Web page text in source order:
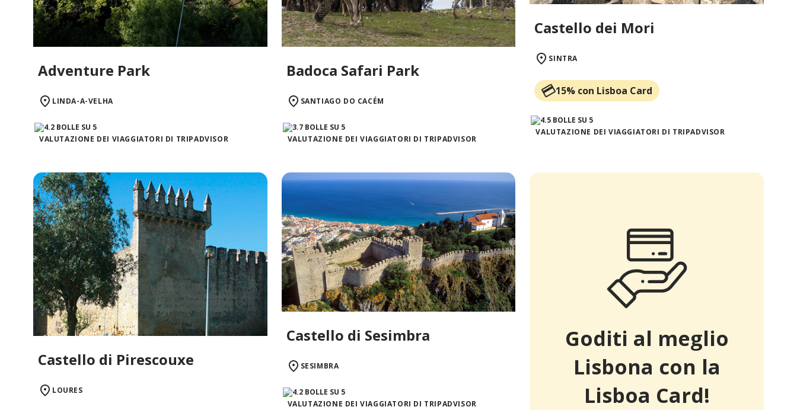
Adventure Park
LINDA-A-VELHA
VALUTAZIONE DEI VIAGGIATORI DI TRIPADVISOR
Badoca Safari Park
SANTIAGO DO CACÉM
VALUTAZIONE DEI VIAGGIATORI DI TRIPADVISOR
Castello dei Mori
SINTRA
15% con Lisboa Card
VALUTAZIONE DEI VIAGGIATORI DI TRIPADVISOR
Castello di Pirescouxe
LOURES
Castello di Sesimbra
SESIMBRA
VALUTAZIONE DEI VIAGGIATORI DI TRIPADVISOR
Goditi al meglio
Lisbona con la
Lisboa Card!